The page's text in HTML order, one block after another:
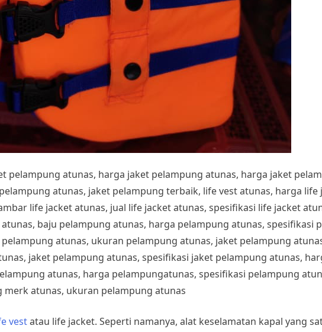
pelampung atunas, harga jaket pelampung atunas, harga jaket
atunas, jaket pelampung terbaik, life vest atunas, harga
life jacket atunas, jual life jacket atunas, spesifikasi life jacket
baju pelampung atunas, harga pelampung atunas, spesifikasi
atunas, ukuran pelampung atunas, jaket pelampung
jaket pelampung atunas, spesifikasi jaket pelampung atunas,
atunas, harga pelampungatunas, spesifikasi pelampung
atunas, ukuran pelampung atunas
vestatau life jacket. Seperti namanya, alat keselamatan kapal yang